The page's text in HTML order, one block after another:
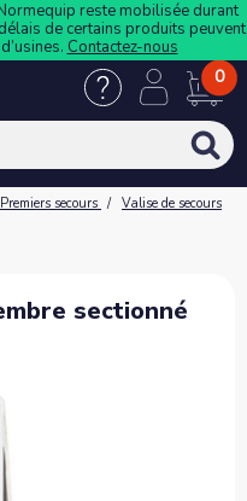
reste mobilisée durant
de certains produits peuvent
Contactez-nous
0
Premiers secours
Valise de secours
sectionné